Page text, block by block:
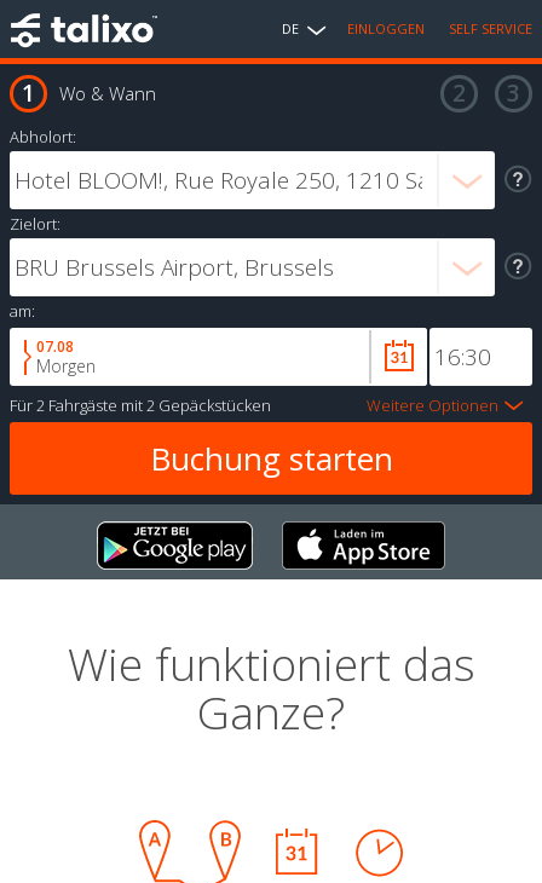
DE EINLOGGEN SELF SERVICE
Wo & Wann
Abholort:
Zielort:
am:
07.08
Morgen
Für2 Fahrgäste mit2 Gepäckstücken Weitere Optionen
Wie funktioniert das
Ganze?